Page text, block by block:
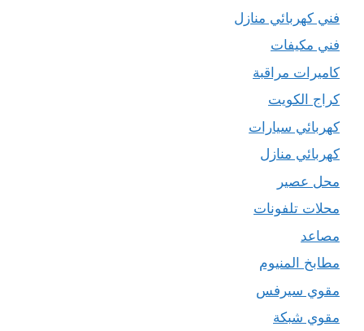
فني كهربائي منازل
فني مكيفات
كاميرات مراقبة
كراج الكويت
كهربائي سيارات
كهربائي منازل
محل عصير
محلات تلفونات
مصاعد
مطابخ المنيوم
مقوي سيرفس
مقوي شبكة